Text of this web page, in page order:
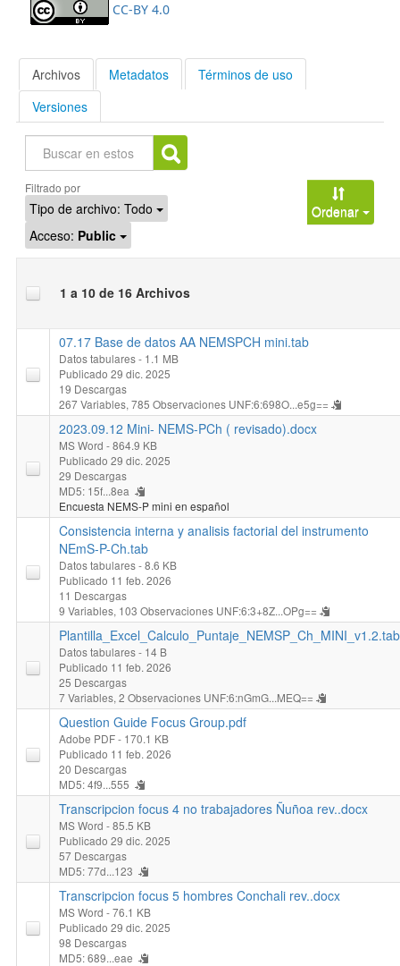
CC-BY 4.0
Archivos Metadatos
Términos de uso
Versiones
Buscar
Filtrado por
Tipo de archivo: Todo
Acceso: Public
Ordenar
1 a 10 de 16 Archivos
07.17 Base de datos AA NEMSPCH mini.tab
Datos tabulares- 1.1 MB
Publicado 29 dic. 2025
19 Descargas
267 Variables, 785 Observaciones UNF:6:698O...e5g==
2023.09.12 Mini- NEMS-PCh ( revisado).docx
MS Word - 864.9 KB
Publicado 29 dic. 2025
29 Descargas
MD5: 15f...8ea
Encuesta NEMS-P mini en español
Consistencia interna y analisis factorial del instrumento
NEmS-P-Ch.tab
Datos tabulares- 8.6 KB
Publicado 11 feb. 2026
11 Descargas
9 Variables, 103 Observaciones UNF:6:3+8Z...OPg==
Plantilla_Excel_Calculo_Puntaje_NEMSP_Ch_MINI_v1.2.tab
Datos tabulares- 14 B
Publicado 11 feb. 2026
25 Descargas
7 Variables, 2 Observaciones UNF:6:nGmG...MEQ==
Question Guide Focus Group.pdf
Adobe PDF- 170.1 KB
Publicado 11 feb. 2026
20 Descargas
MD5: 4f9...555
Transcripcion focus 4 no trabajadores Ñuñoa rev..docx
MS Word - 85.5 KB
Publicado 29 dic. 2025
57 Descargas
MD5: 77d...123
Transcripcion focus 5 hombres Conchali rev..docx
MS Word - 76.1 KB
Publicado 29 dic. 2025
98 Descargas
MD5: 689...eae